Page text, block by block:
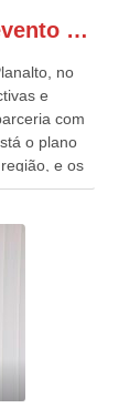
Gonzaga Patriota participa de evento em prol do desenvolvimento do Nordeste
no
e
com
o plano
e os
que
Geraldo
o ex
Banco do
e
Cabral, da
da